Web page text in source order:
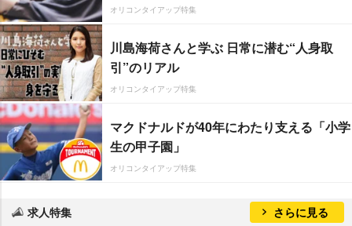
オリコンタイアップ特集
川島海荷さんと学ぶ 日常に潜む“人身取
引”のリアル
オリコンタイアップ特集
マクドナルドが40年にわたり支える「小学
生の甲子園」
オリコンタイアップ特集
求人特集 さらに見る